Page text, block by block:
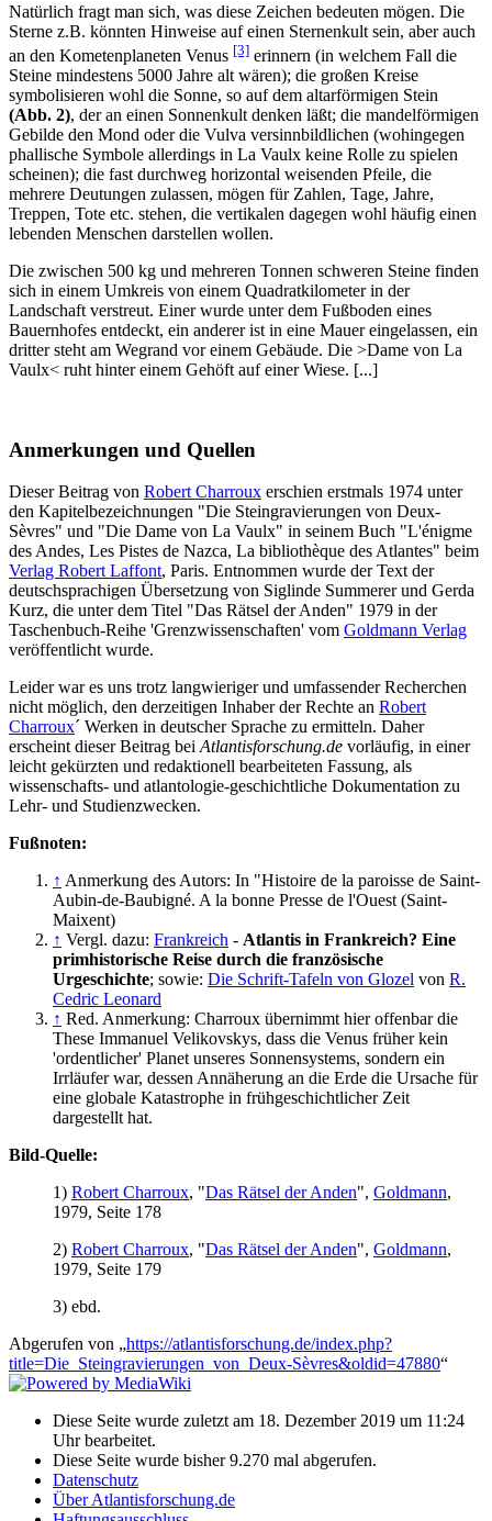
Natürlich fragt man sich, was diese Zeichen bedeuten mögen. Die
Sterne z.B. könnten Hinweise auf einen Sternenkult sein, aber auch
an den Kometenplaneten Venus [3] erinnern (in welchem Fall die
Steine mindestens 5000 Jahre alt wären); die großen Kreise
symbolisieren wohl die Sonne, so auf dem altarförmigen Stein
(Abb. 2), der an einen Sonnenkult denken läßt; die mandelförmigen
Gebilde den Mond oder die Vulva versinnbildlichen (wohingegen
phallische Symbole allerdings in La Vaulx keine Rolle zu spielen
scheinen); die fast durchweg horizontal weisenden Pfeile, die
mehrere Deutungen zulassen, mögen für Zahlen, Tage, Jahre,
Treppen, Tote etc. stehen, die vertikalen dagegen wohl häufig einen
lebenden Menschen darstellen wollen.
Die zwischen 500 kg und mehreren Tonnen schweren Steine finden
sich in einem Umkreis von einem Quadratkilometer in der
Landschaft verstreut. Einer wurde unter dem Fußboden eines
Bauernhofes entdeckt, ein anderer ist in eine Mauer eingelassen, ein
dritter steht am Wegrand vor einem Gebäude. Die >Dame von La
Vaulx< ruht hinter einem Gehöft auf einer Wiese. [...]
Anmerkungen und Quellen
Dieser Beitrag von Robert Charroux erschien erstmals 1974 unter
den Kapitelbezeichnungen "Die Steingravierungen von Deux-
Sèvres" und "Die Dame von La Vaulx" in seinem Buch "L'énigme
des Andes, Les Pistes de Nazca, La bibliothèque des Atlantes" beim
Verlag Robert Laffont, Paris. Entnommen wurde der Text der
deutschsprachigen Übersetzung von Siglinde Summerer und Gerda
Kurz, die unter dem Titel "Das Rätsel der Anden" 1979 in der
Taschenbuch-Reihe 'Grenzwissenschaften' vom Goldmann Verlag
veröffentlicht wurde.
Leider war es uns trotz langwieriger und umfassender Recherchen
nicht möglich, den derzeitigen Inhaber der Rechte an Robert
Charroux´ Werken in deutscher Sprache zu ermitteln. Daher
erscheint dieser Beitrag beiAtlantisforschung.de vorläufig, in einer
leicht gekürzten und redaktionell bearbeiteten Fassung, als
wissenschafts- und atlantologie-geschichtliche Dokumentation zu
Lehr- und Studienzwecken.
Fußnoten:
↑ Anmerkung des Autors: In "Histoire de la paroisse de Saint-
Aubin-de-Baubigné. A la bonne Presse de l'Ouest (Saint-
Maixent)
↑ Vergl. dazu: Frankreich - Atlantis in Frankreich? Eine
primhistorische Reise durch die französische
Urgeschichte; sowie: Die Schrift-Tafeln von Glozel von R.
Cedric Leonard
↑ Red. Anmerkung: Charroux übernimmt hier offenbar die
These Immanuel Velikovskys, dass die Venus früher kein
'ordentlicher' Planet unseres Sonnensystems, sondern ein
Irrläufer war, dessen Annäherung an die Erde die Ursache für
eine globale Katastrophe in frühgeschichtlicher Zeit
dargestellt hat.
Bild-Quelle:
1) Robert Charroux, "Das Rätsel der Anden", Goldmann,
1979, Seite 178
2) Robert Charroux, "Das Rätsel der Anden", Goldmann,
1979, Seite 179
3) ebd.
Abgerufen von „https://atlantisforschung.de/index.php?
title=Die_Steingravierungen_von_Deux-Sèvres&oldid=47880“
Diese Seite wurde zuletzt am 18. Dezember 2019 um 11:24
Uhr bearbeitet.
Diese Seite wurde bisher 9.270 mal abgerufen.
Datenschutz
Über Atlantisforschung.de